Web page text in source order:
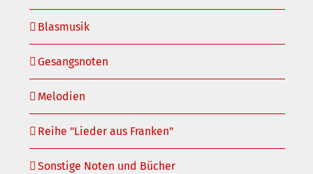
Blasmusik
Gesangsnoten
Melodien
Reihe "Lieder aus Franken"
Sonstige Noten und Bücher